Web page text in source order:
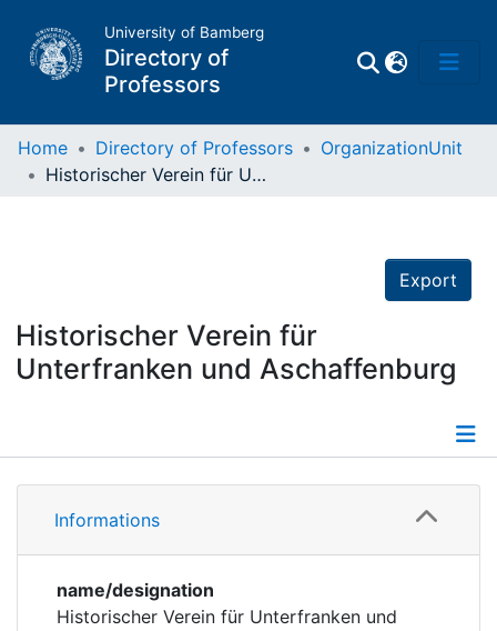
University of Bamberg
Directory of
Professors
Corporations
registry
Home Directory of Professors
OrganizationUnit
Historischer Verein für Unterfranken und Aschaffenburg
Export
Historischer Verein für
Unterfranken und Aschaffenburg
Details
Informations
name/designation
Historischer Verein für Unterfranken und